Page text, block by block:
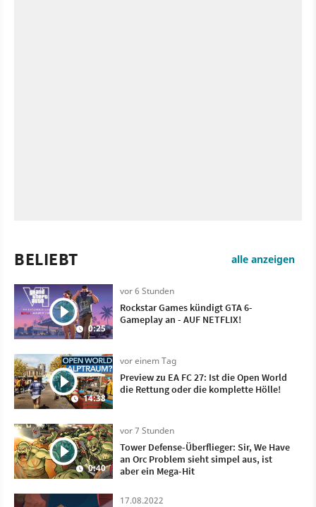
BELIEBT alle anzeigen
0:25
vor 6 Stunden
Rockstar Games kündigt GTA 6-
Gameplay an - AUF NETFLIX!
14:38
vor einem Tag
Preview zu EA FC 27: Ist die Open World
die Rettung oder die komplette Hölle!
0:40
vor 7 Stunden
Tower Defense-Überflieger: Sir, We Have
an Orc Problem sieht simpel aus, ist
aber ein Mega-Hit
17.08.2022